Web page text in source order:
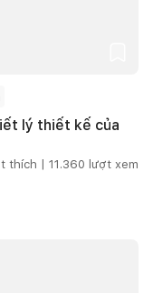
lý thiết kế của
thích | 11.360 lượt xem